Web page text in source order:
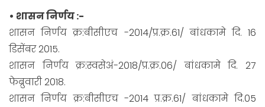
• शासन निर्णय :-
शासन निर्णय क्र:बीसीएच -2014/प्र.क्र.61/ बांधकामे दि. 16
डिसेंबर 2015.
शासन निर्णय क्र:स्वसेअं-2018/प्र.क्र.06/ बांधकामे दि. 27
फेब्रुवारी 2018.
शासन निर्णय क्र:बीसीएच -2014 प्र.क्र.61/ बांधकामे दि.05